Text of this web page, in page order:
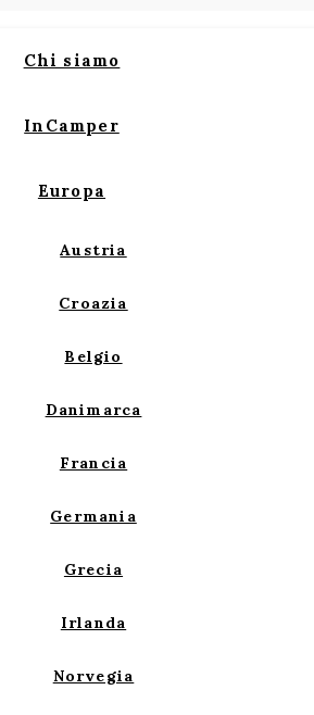
Chi siamo
InCamper
Europa
Austria
Croazia
Belgio
Danimarca
Francia
Germania
Grecia
Irlanda
Norvegia